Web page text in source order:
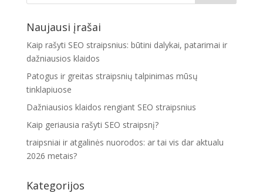
Naujausi įrašai
Kaip rašyti SEO straipsnius: būtini dalykai, patarimai ir
dažniausios klaidos
Patogus ir greitas straipsnių talpinimas mūsų
tinklapiuose
Dažniausios klaidos rengiant SEO straipsnius
Kaip geriausia rašyti SEO straipsnį?
traipsniai ir atgalinės nuorodos: ar tai vis dar aktualu
2026 metais?
Kategorijos